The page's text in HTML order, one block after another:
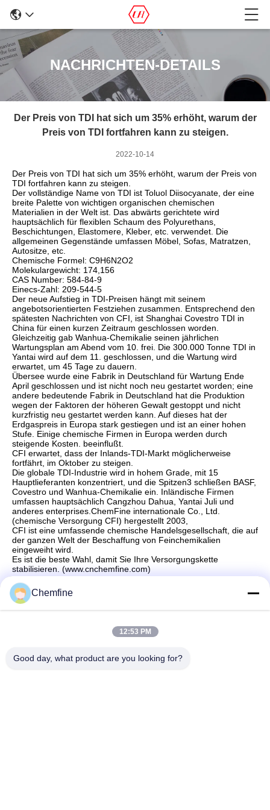
NACHRICHTEN-DETAILS
Der Preis von TDI hat sich um 35% erhöht, warum der
Preis von TDI fortfahren kann zu steigen.
2022-10-14
Der Preis von TDI hat sich um 35% erhöht, warum der Preis von
TDI fortfahren kann zu steigen.
Der vollständige Name von TDI ist Toluol Diisocyanate, der eine
breite Palette von wichtigen organischen chemischen
Materialien in der Welt ist. Das abwärts gerichtete wird
hauptsächlich für flexiblen Schaum des Polyurethans,
Beschichtungen, Elastomere, Kleber, etc. verwendet. Die
allgemeinen Gegenstände umfassen Möbel, Sofas, Matratzen,
Autositze, etc.
Chemische Formel: C9H6N2O2
Molekulargewicht: 174,156
CAS Number: 584-84-9
Einecs-Zahl: 209-544-5
Der neue Aufstieg in TDI-Preisen hängt mit seinem
angebotsorientierten Festziehen zusammen. Entsprechend den
spätesten Nachrichten von CFI, ist Shanghai Covestro TDI in
China für einen kurzen Zeitraum geschlossen worden.
Gleichzeitig gab Wanhua-Chemikalie seinen jährlichen
Wartungsplan am Abend vom 10. frei. Die 300.000 Tonne TDI in
Yantai wird auf dem 11. geschlossen, und die Wartung wird
erwartet, um 45 Tage zu dauern.
Übersee wurde eine Fabrik in Deutschland für Wartung Ende
April geschlossen und ist nicht noch neu gestartet worden; eine
andere bedeutende Fabrik in Deutschland hat die Produktion
wegen der Faktoren der höheren Gewalt gestoppt und nicht
kurzfristig neu gestartet werden kann. Auf dieses hat der
Erdgaspreis in Europa stark gestiegen und ist an einer hohen
Stufe. Einige chemische Firmen in Europa werden durch
steigende Kosten. beeinflußt.
CFI erwartet, dass der Inlands-TDI-Markt möglicherweise
fortfährt, im Oktober zu steigen.
Die globale TDI-Industrie wird in hohem Grade, mit 15
Hauptlieferanten konzentriert, und die Spitzen3 schließen BASF,
Covestro und Wanhua-Chemikalie ein. Inländische Firmen
umfassen hauptsächlich Cangzhou Dahua, Yantai Juli und
anderes enterprises.ChemFine internationale Co., Ltd.
(chemische Versorgung CFI) hergestellt 2003,
CFI ist eine umfassende chemische Handelsgesellschaft, die auf
der ganzen Welt der Beschaffung von Feinchemikalien
eingeweiht wird.
Es ist die beste Wahl, damit Sie Ihre Versorgungskette
stabilisieren. (www.cnchemfine.com)
Schnelle Kontaktaufnahme
Adresse
Chemfine
12:53 PM
Good day, what product are you looking for?